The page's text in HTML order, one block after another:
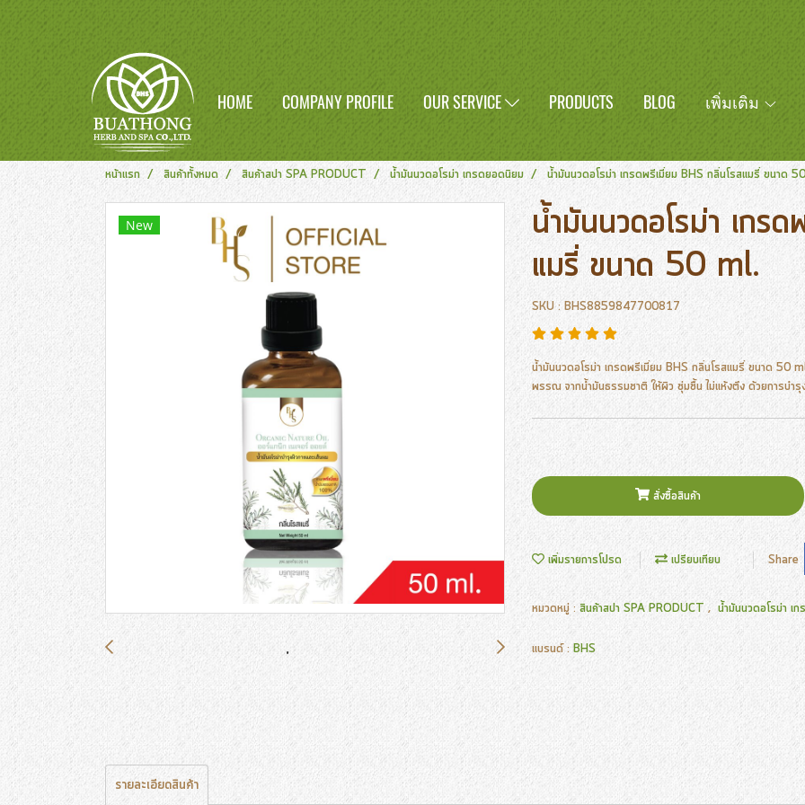
HOME COMPANY PROFILE OUR SERVICE PRODUCTS BLOG เพิ่มเติม
หน้าแรก สินค้าทั้งหมด สินค้าสปา SPA PRODUCT น้ำมันนวดอโรม่า เกรดยอดนิยม น้ำมันนวดอโรม่า เกรดพรีเมี่ยม BHS กลิ่นโรสแมรี่ ขนาด
New
น้ำมันนวดอโรม่า เกร
แมรี่ ขนาด 50 ml.
SKU : BHS8859847700817
น้ำมันนวดอโรม่า เกรดพรีเมี่ยม BHS กลิ่นโรสแมรี่ ขนาด
พรรณ จากน้ำมันธรรมชาติ ให้ผิว ชุ่มชื้น ไม่แห้งตึง ด้วยการบำ
สั่งซื้อสินค้า
เพิ่มรายการโปรด เปรียบเทียบ Share
หมวดหมู่ : สินค้าสปา SPA PRODUCT , น้ำมันนวดอโรม่า เ
แบรนด์ : BHS
รายละเอียดสินค้า